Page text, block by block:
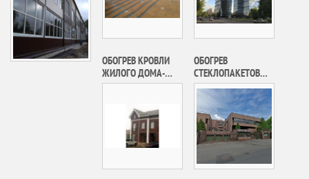
ОБОГРЕВ КРОВЛИ
ЖИЛОГО ДОМА-
ТАУНХАУСА
ОБОГРЕВ
СТЕКЛОПАКЕТОВ
РЕЗИДЕНЦИИ
ПОСОЛЬСТВА
ГОСУДАРСТВА
КУВЕЙТ В РФ